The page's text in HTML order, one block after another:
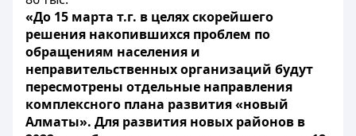
«До 15 марта т.г. в целях скорейшего
решения накопившихся проблем по
обращениям населения и
неправительственных организаций будут
пересмотрены отдельные направления
комплексного плана развития «новый
Алматы». Для развития новых районов в